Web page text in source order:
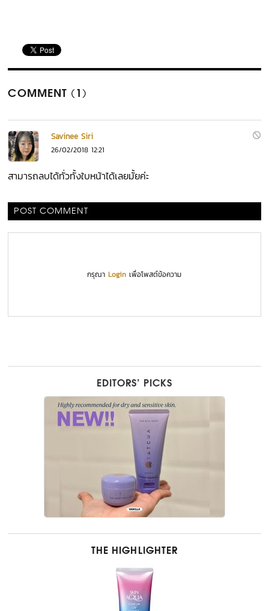
COMMENT (1)
Savinee Siri
26/02/2018 12:21
สามารถลบได้ทั่วทั้งใบหน้าได้เลยมั้ยค่ะ
POST COMMENT
กรุณาLogin เพื่อโพสต์ข้อความ
EDITORS’ PICKS
THE HIGHLIGHTER